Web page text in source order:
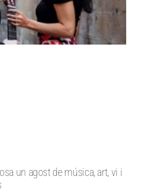
un agost de música, art, vi i